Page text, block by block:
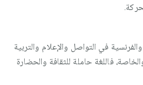
في التواصل والإعلام والتربية
فاللغة حاملة للثقافة والحضارة